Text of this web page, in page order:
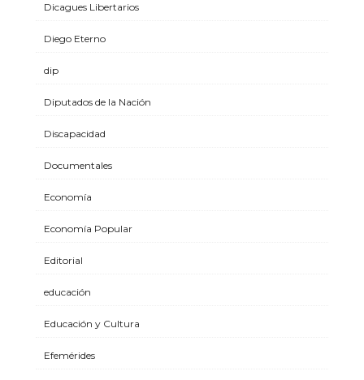
Dicagues Libertarios
Diego Eterno
dip
Diputados de la Nación
Discapacidad
Documentales
Economía
Economía Popular
Editorial
educación
Educación y Cultura
Efemérides